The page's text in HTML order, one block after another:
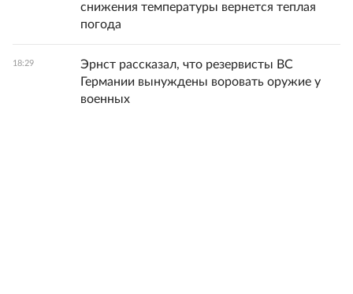
снижения температуры вернется теплая
погода
18:29
Эрнст рассказал, что резервисты ВС
Германии вынуждены воровать оружие у
военных